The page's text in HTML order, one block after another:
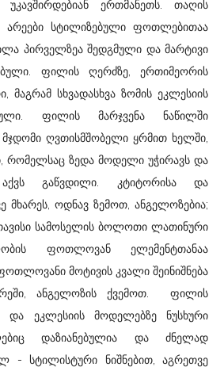
უკავშირდებიან ერთმანეთს. თაღის
არეები სტილიზებული ფოთლებითაა
პირველზეა შედგმული და მარტივი
ფილის ღერძზე, ერთიმეორის
მაგრამ სხვადასხვა ზომის ეკლესიის
ფილის მარჯვენა ნაწილში
მჯდომი ღვთისმშობელი ყრმით ხელში,
რომელსაც ზედა მოდელი უჭირავს და
აქვს გაწვდილი. კტიტორისა და
მხარეს, ოდნავ ზემოთ, ანგელოზებია;
სამოსელის ბოლოთი ლათინური
ფოთლოვან ელემენტთანაა
მოტივის კვალი შეინიშნება
ანგელოზის ქვემოთ. ფილის
და ეკლესიის მოდელებზე ნუსხური
დაზიანებულია და ძნელად
- სტილისტური ნიშნებით, აგრეთვე